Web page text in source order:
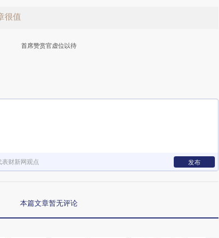
很值
首席赞赏官虚位以待
财新网观点 发布
本篇文章暂无评论